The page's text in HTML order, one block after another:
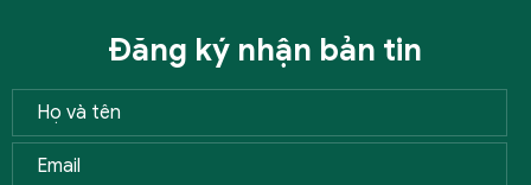
Đăng ký nhận bản tin